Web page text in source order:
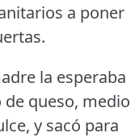
a poner
la esperaba
de queso, medio
y sacó para